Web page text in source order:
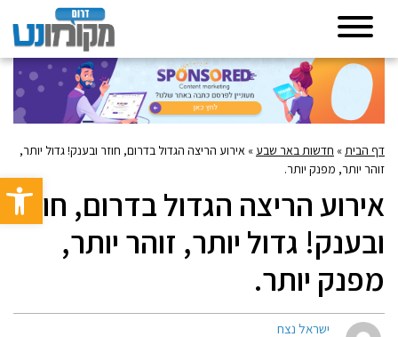
פתח
דף הבית» חדשות באר שבע» אירוע הריצה הגדול בדרום, חוזר ובענק! גדול יותר,
זוהר יותר, מפנק יותר.
אירוע הריצה הגדול בדרום, חוזר
ובענק! גדול יותר, זוהר יותר,
מפנק יותר.
ישראל נצח